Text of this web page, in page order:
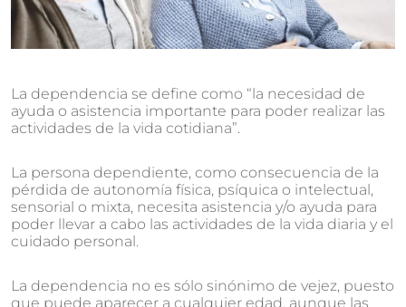
La dependencia se define como “la necesidad de
ayuda o asistencia importante para poder realizar las
actividades de la vida cotidiana”.
La persona dependiente, como consecuencia de la
pérdida de autonomía física, psíquica o intelectual,
sensorial o mixta, necesita asistencia y/o ayuda para
poder llevar a cabo las actividades de la vida diaria y el
cuidado personal.
La dependencia no es sólo sinónimo de vejez, puesto
que puede aparecer a cualquier edad, aunque las